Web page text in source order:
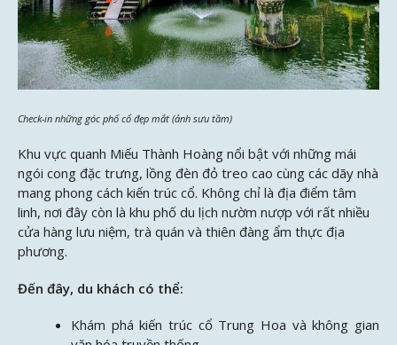
Check-in những góc phố cổ đẹp mắt (ảnh sưu tầm)
Khu vực quanh Miếu Thành Hoàng nổi bật với những mái
ngói cong đặc trưng, lồng đèn đỏ treo cao cùng các dãy nhà
mang phong cách kiến trúc cổ. Không chỉ là địa điểm tâm
linh, nơi đây còn là khu phố du lịch nườm nượp với rất nhiều
cửa hàng lưu niệm, trà quán và thiên đàng ẩm thực địa
phương.
Đến đây, du khách có thể:
Khám phá kiến trúc cổ Trung Hoa và không gian